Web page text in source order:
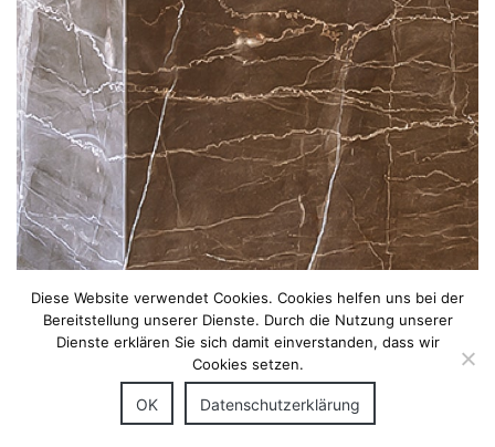
Diese Website verwendet Cookies. Cookies helfen uns bei der
Bereitstellung unserer Dienste. Durch die Nutzung unserer
Dienste erklären Sie sich damit einverstanden, dass wir
Cookies setzen.
OK Datenschutzerklärung